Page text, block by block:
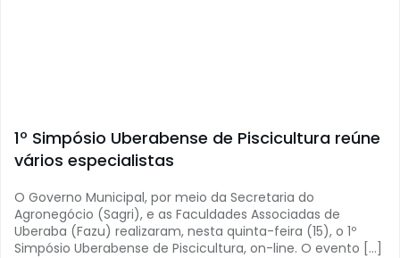
1º Simpósio Uberabense de Piscicultura reúne
vários especialistas
O Governo Municipal, por meio da Secretaria do
Agronegócio (Sagri), e as Faculdades Associadas de
Uberaba (Fazu) realizaram, nesta quinta-feira (15), o 1º
Simpósio Uberabense de Piscicultura, on-line. O evento […]